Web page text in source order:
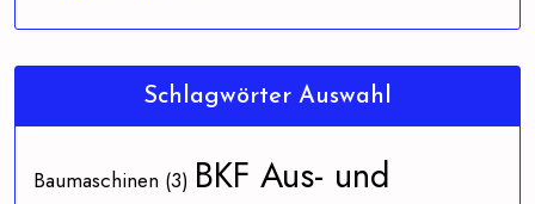
Schlagwörter Auswahl
Baumaschinen (3) BKF Aus- und